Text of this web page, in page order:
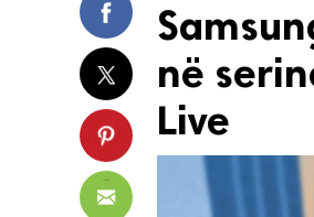
në
Live